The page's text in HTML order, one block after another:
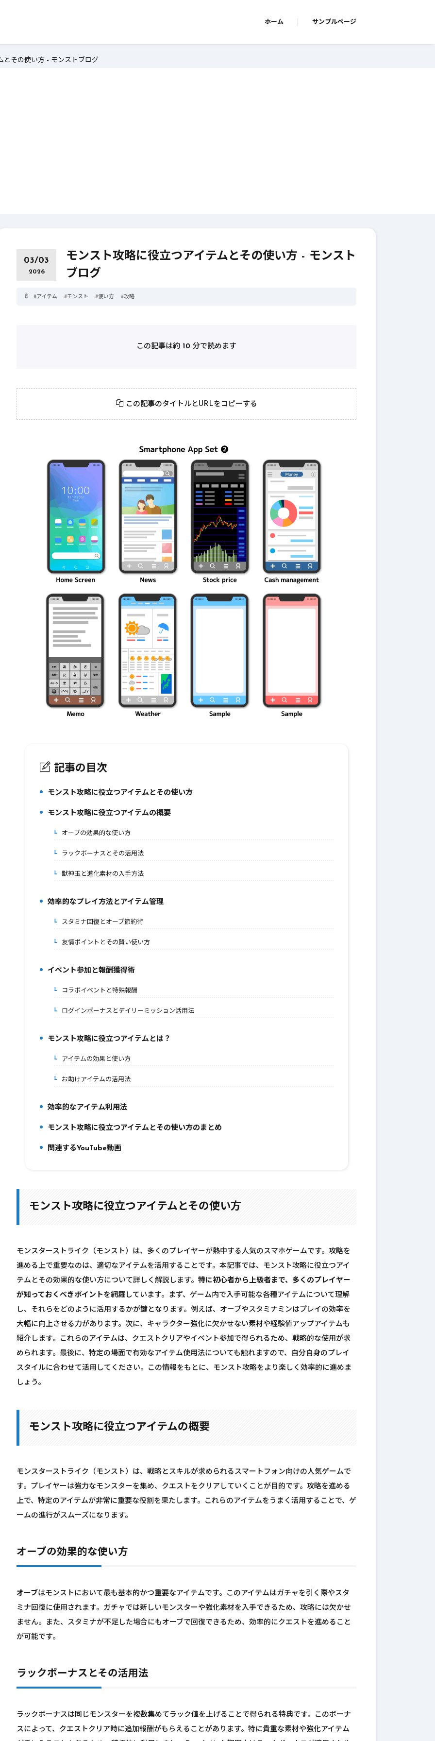
ホーム サンプルページ
とその使い方 - モンストブログ
絶対に知っておきたい
モンスト攻略テクニッ
ガチャ運がアップする
かも？モンストの都市
伝説を解明！
モンスターストライク
初心者必見！成功への
03/03
2026
モンスト攻略に役立つアイテムとその使い方 - モンスト
ブログ
#アイテム #モンスト #使い方 #攻略
この記事は約 10 分で読めます
この記事のタイトルとURLをコピーする
記事の目次
モンスト攻略に役立つアイテムとその使い方
モンスト攻略に役立つアイテムの概要
2-1.オーブの効果的な使い方
2-2.ラックボーナスとその活用法
2-3.獣神玉と進化素材の入手方法
3.
効率的なプレイ方法とアイテム管理
3-1.スタミナ回復とオーブ節約術
3-2.友情ポイントとその賢い使い方
イベント参加と報酬獲得術
4-1.コラボイベントと特殊報酬
4-2.ログインボーナスとデイリーミッション活用法
モンスト攻略に役立つアイテムとは？
5-1.アイテムの効果と使い方
5-2.お助けアイテムの活用法
6.
効率的なアイテム利用法
モンスト攻略に役立つアイテムとその使い方のまとめ
8.
関連するYouTube動画
モンスト攻略に役立つアイテムとその使い方
モンスターストライク（モンスト）は、多くのプレイヤーが熱中する人気のスマホゲームです。攻略を
進める上で重要なのは、適切なアイテムを活用することです。本記事では、モンスト攻略に役立つアイ
テムとその効果的な使い方について詳しく解説します。 特に初心者から上級者まで、多くのプレイヤー
が知っておくべきポイント を網羅しています。まず、ゲーム内で入手可能な各種アイテムについて理解
し、それらをどのように活用するかが鍵となります。例えば、オーブやスタミナミンはプレイの効率を
大幅に向上させる力があります。次に、キャラクター強化に欠かせない素材や経験値アップアイテムも
紹介します。これらのアイテムは、クエストクリアやイベント参加で得られるため、戦略的な使用が求
められます。最後に、特定の場面で有効なアイテム使用法についても触れますので、自分自身のプレイ
スタイルに合わせて活用してください。この情報をもとに、モンスト攻略をより楽しく効率的に進めま
しょう。
モンスト攻略に役立つアイテムの概要
モンスターストライク（モンスト）は、戦略とスキルが求められるスマートフォン向けの人気ゲームで
す。プレイヤーは強力なモンスターを集め、クエストをクリアしていくことが目的です。攻略を進める
上で、特定のアイテムが非常に重要な役割を果たします。これらのアイテムをうまく活用することで、ゲ
ームの進行がスムーズになります。
オーブの効果的な使い方
オーブ はモンストにおいて最も基本的かつ重要なアイテムです。このアイテムはガチャを引く際やスタ
ミナ回復に使用されます。ガチャでは新しいモンスターや強化素材を入手できるため、攻略には欠かせ
ません。また、スタミナが不足した場合にもオーブで回復できるため、効率的にクエストを進めること
が可能です。
ラックボーナスとその活用法
ラックボーナスは同じモンスターを複数集めてラック値を上げることで得られる特典です。このボーナ
スによって、クエストクリア時に追加報酬がもらえることがあります。特に貴重な素材や強化アイテム